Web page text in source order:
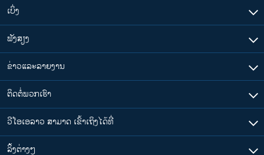
ເບິ່ງ
ຟັງສຽງ
ຂ່າວແລະລາຍງານ
ຕິດຕໍ່ພວກເຮົາ
ວີໂອເອລາວ ສາມາດ ເຂົ້າເຖິງໄດ້ທີ່
​ລິ້ງ​ຕ່າງໆ